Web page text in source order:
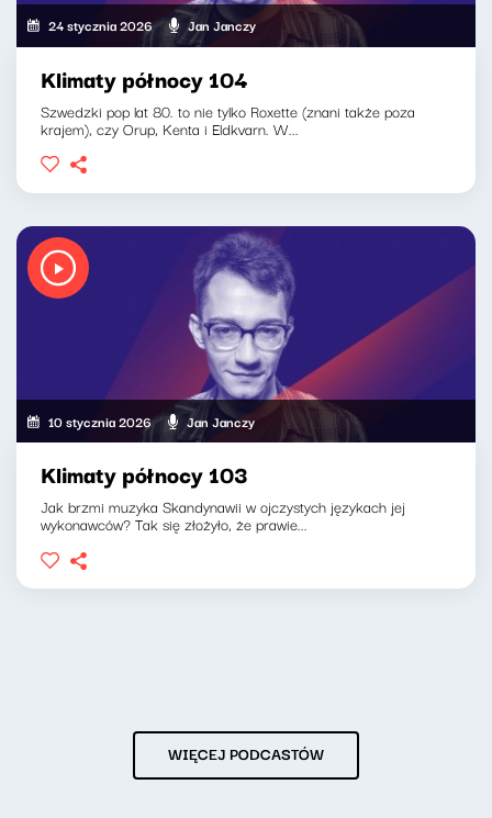
24 stycznia 2026 Jan Janczy
Klimaty północy 104
Szwedzki pop lat 80. to nie tylko Roxette (znani także poza
krajem), czy Orup, Kenta i Eldkvarn. W...
10 stycznia 2026 Jan Janczy
Klimaty północy 103
Jak brzmi muzyka Skandynawii w ojczystych językach jej
wykonawców? Tak się złożyło, że prawie...
WIĘCEJ PODCASTÓW